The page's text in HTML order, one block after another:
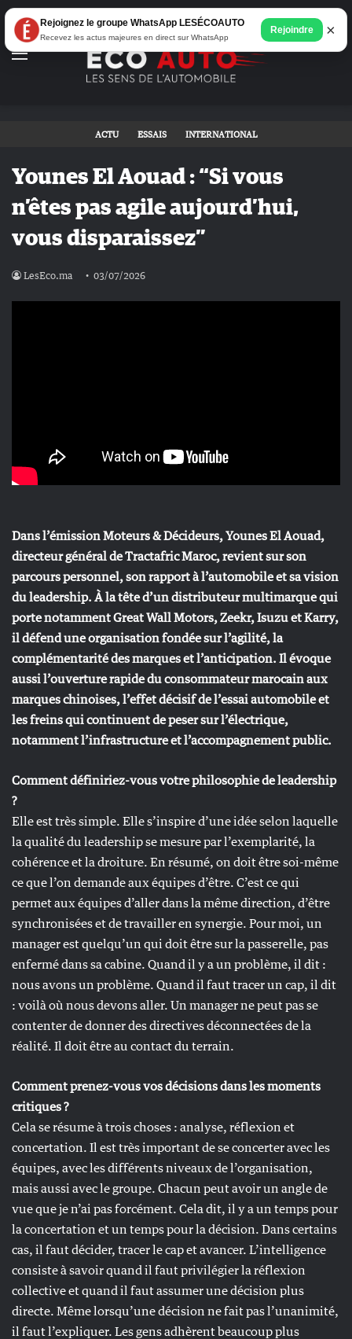
Menu
ACTU ESSAIS INTERNATIONAL
Younes El Aouad : “Si vous
n’êtes pas agile aujourd’hui,
vous disparaissez”
LesEco.ma 03/07/2026
Dans l’émission Moteurs & Décideurs, Younes El Aouad,
directeur général de Tractafric Maroc, revient sur son
parcours personnel, son rapport à l’automobile et sa vision
du leadership. À la tête d’un distributeur multimarque qui
porte notamment Great Wall Motors, Zeekr, Isuzu et Karry,
il défend une organisation fondée sur l’agilité, la
complémentarité des marques et l’anticipation. Il évoque
aussi l’ouverture rapide du consommateur marocain aux
marques chinoises, l’effet décisif de l’essai automobile et
les freins qui continuent de peser sur l’électrique,
notamment l’infrastructure et l’accompagnement public.
Comment définiriez-vous votre philosophie de leadership
?
Elle est très simple. Elle s’inspire d’une idée selon laquelle
la qualité du leadership se mesure par l’exemplarité, la
cohérence et la droiture. En résumé, on doit être soi-même
ce que l’on demande aux équipes d’être. C’est ce qui
permet aux équipes d’aller dans la même direction, d’être
synchronisées et de travailler en synergie. Pour moi, un
manager est quelqu’un qui doit être sur la passerelle, pas
enfermé dans sa cabine. Quand il y a un problème, il dit :
nous avons un problème. Quand il faut tracer un cap, il dit
: voilà où nous devons aller. Un manager ne peut pas se
contenter de donner des directives déconnectées de la
réalité. Il doit être au contact du terrain.
Comment prenez-vous vos décisions dans les moments
critiques ?
Cela se résume à trois choses : analyse, réflexion et
concertation. Il est très important de se concerter avec les
équipes, avec les différents niveaux de l’organisation,
mais aussi avec le groupe. Chacun peut avoir un angle de
vue que je n’ai pas forcément. Cela dit, il y a un temps pour
la concertation et un temps pour la décision. Dans certains
cas, il faut décider, tracer le cap et avancer. L’intelligence
consiste à savoir quand il faut privilégier la réflexion
collective et quand il faut assumer une décision plus
directe. Même lorsqu’une décision ne fait pas l’unanimité,
il faut l’expliquer. Les gens adhèrent beaucoup plus
Rejoignez le groupe WhatsApp LESÉCOAUTO
Recevez les actus majeures en direct sur WhatsApp
Rejoindre ×